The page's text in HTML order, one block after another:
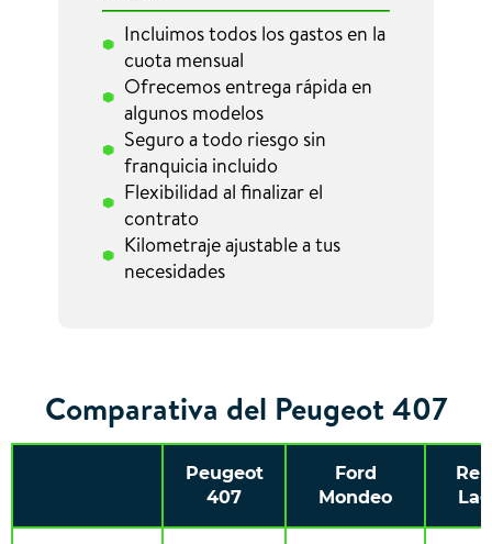
Incluimos todos los gastos en la
cuota mensual
Ofrecemos entrega rápida en
algunos modelos
Seguro a todo riesgo sin
franquicia incluido
Flexibilidad al finalizar el
contrato
Kilometraje ajustable a tus
necesidades
Comparativa del Peugeot 407
Peugeot
407
Ford
Mondeo